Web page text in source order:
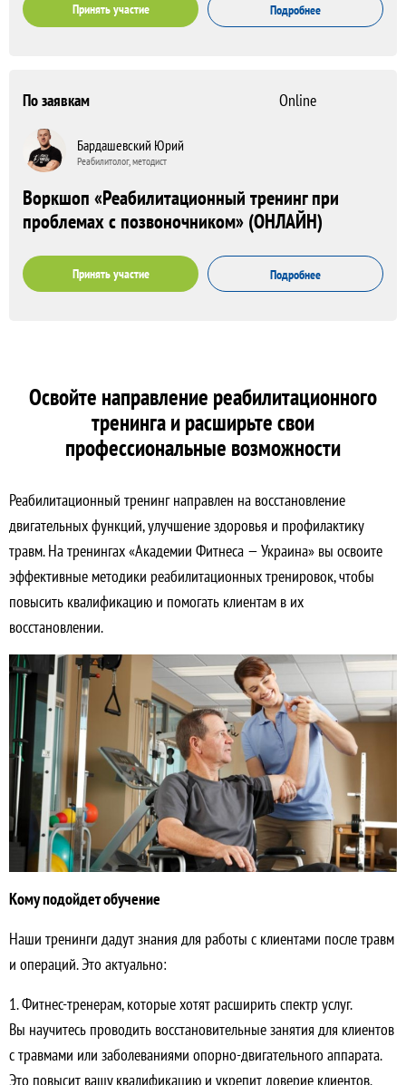
Принять участие Подробнее
По заявкам Online
Бардашевский Юрий
Реабилитолог, методист
Воркшоп «Реабилитационный тренинг при
проблемах с позвоночником» (ОНЛАЙН)
Принять участие Подробнее
Освойте направление реабилитационного
тренинга и расширьте свои
профессиональные возможности
Реабилитационный тренинг направлен на восстановление
двигательных функций, улучшение здоровья и профилактику
травм. На тренингах «Академии Фитнеса — Украина» вы освоите
эффективные методики реабилитационных тренировок, чтобы
повысить квалификацию и помогать клиентам в их
восстановлении.
Кому подойдет обучение
Наши тренинги дадут знания для работы с клиентами после травм
и операций. Это актуально:
1. Фитнес-тренерам, которые хотят расширить спектр услуг.
Вы научитесь проводить восстановительные занятия для клиентов
с травмами или заболеваниями опорно-двигательного аппарата.
Это повысит вашу квалификацию и укрепит доверие клиентов.